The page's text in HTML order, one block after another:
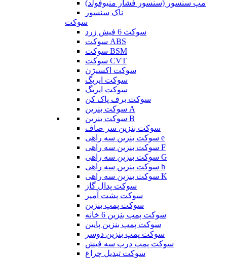
مپ سنسور (سنسور فشار منیوفولد)
ناک سنسور
سوکت
سوکت 6 فیش زرد
سوکت ABS
سوکت BSM
سوکت CVT
سوکت اکسیژن
سوکت ایربگ
سوکت ایربگ
سوکت برف پاک کن
سوکت بنزین A
سوکت بنزین B
سوکت بنزین سر صاف
سوکت بنزین سه راهی e
سوکت بنزین سه راهی F
سوکت بنزین سه راهی G
سوکت بنزین سه راهی h
سوکت بنزین سه راهی K
سوکت پدال گاز
سوکت پشت آمپر
سوکت پمپ بنزین
سوکت پمپ بنزین 6 خانه
سوکت پمپ بنزین پایین
سوکت پمپ بنزین دوسر
سوکت پمپ درب سه فیش
سوکت تبدیل چراغ